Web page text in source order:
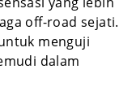
off-road sejati.
menguji
dalam